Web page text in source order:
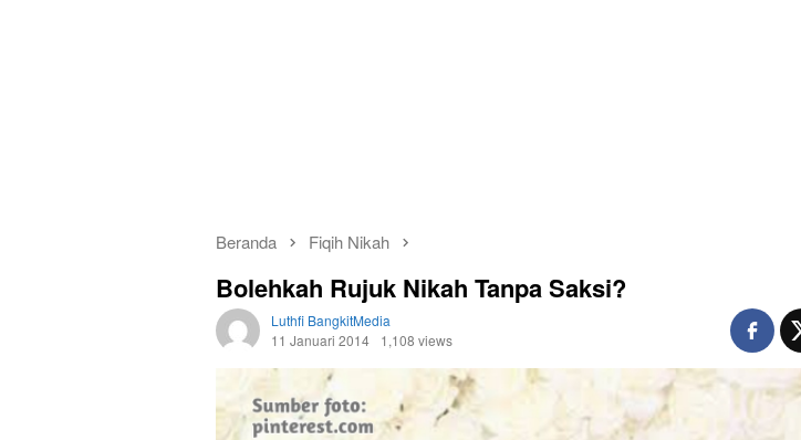
Beranda Fiqih Nikah
Bolehkah Rujuk Nikah Tanpa Saksi?
Luthfi BangkitMedia
11 Januari 2014
1,108 views